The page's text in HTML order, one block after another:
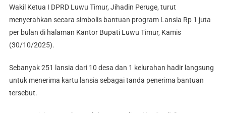
Wakil Ketua I DPRD Luwu Timur, Jihadin Peruge, turut
menyerahkan secara simbolis bantuan program Lansia Rp 1 juta
per bulan di halaman Kantor Bupati Luwu Timur, Kamis
(30/10/2025).
Sebanyak 251 lansia dari 10 desa dan 1 kelurahan hadir langsung
untuk menerima kartu lansia sebagai tanda penerima bantuan
tersebut.